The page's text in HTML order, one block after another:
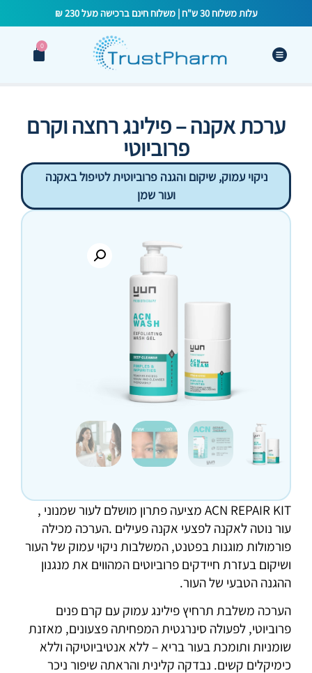
עלות משלוח 30 ש"ח | משלוח חינם ברכישה מעל 230 ₪
0
ערכת אקנה – פילינג רחצה וקרם
פרוביוטי
ניקוי עמוק, שיקום והגנה פרוביוטית לטיפול באקנה
ועור שמן
ACN REPAIR KIT מציעה פתרון מושלם לעור שמנוני ,
עור נוטה לאקנה לפצעי אקנה פעילים .הערכה מכילה
פורמולות מוגנות בפטנט, המשלבות ניקוי עמוק של העור
ושיקום בעזרת חיידקים פרוביוטים המהווים את מנגנון
ההגנה הטבעי של העור.
הערכה משלבת תרחיץ פילינג עמוק עם קרם פנים
פרוביוטי, לפעולה סינרגטית המפחיתה פצעונים, מאזנת
שומניות ותומכת בעור בריא – ללא אנטיביוטיקה וללא
כימיקלים קשים. נבדקה קלינית והראתה שיפור ניכר